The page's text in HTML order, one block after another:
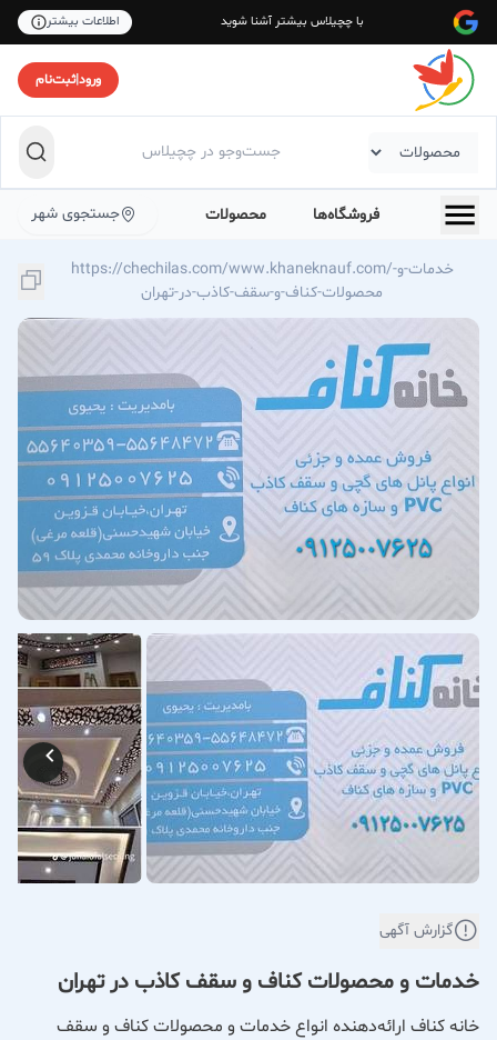
با چچیلاس بیشتر آشنا شوید اطلاعات بیشتر
ورود|ثبت‌نام
فروشگاه‌ها محصولات جستجوی شهر
https://chechilas.com/www.khaneknauf.com/خدمات-و-
محصولات-کناف-و-سقف-کاذب-در-تهران
گزارش آگهی
خدمات و محصولات کناف و سقف کاذب در تهران
خانه کناف ارائه‌دهنده انواع خدمات و محصولات کناف و سقف